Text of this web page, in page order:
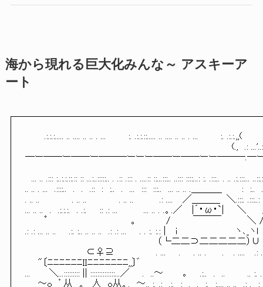
海から現れる巨大化みんな～ アスキーア
ート
.:.:.:..... .. .... .. .. . ...　　　 :. .:.:.::..... .. .... .. .. . ...　　　 :. .:.:.,,(　　
(.,　.: ...'..::;,: .'''.;, .:; .''',..,;;:::
―ー――ー――ー―――ーーー――ー――ーー―――.―ー
... .. .::: :..:.:.::.:: :: ...:..:::::.. . .:: .::: . ....:: ::...:::.. ..::: ::::...: :. .:::.. . .. .:.:::...
.. .. . ...　.::::..　.　.　.::　:　:..　.　...　:::　:::..　... .. .. .＿＿＿_　　　:　
. .. ..　　　　　. .. ..　　　　　. .. ..　　　　.: .... 　／＿＿＿　＼.:::.
... .. ..　.　.:.:.:.　. .:.　　:: .: ...　　　　... .. . .。.／　 |´・ω・`|　　＼
ﾟ　　　　　　　　　　　　　。　　　　 /　　　 ￣￣￣　　　　
.: .: ... .. ..　　.:. :.. .. .. ..　.: .: ...　　. . :. :.: |　 i　　　　　　　　　ヽ､
（└二二⊃二二二二二）∪　 　 　　　　.:..
⊂♀⊇　　　　　　 . ...　　.　　. .. .　　 . 　. ....　 .: .... 　
"〔ﾆﾆﾆﾆﾆﾆIIﾆﾆﾆﾆﾆﾆﾆ,,〕゛
... 　 　＼...::::::::: || ::::::::::::::...／　　.　..～　　　｡　　.:..　.　.. 　　　..
～o　゜从　。　人　o从。.　～.. :. .:　.:.　:　.　.　:.　:.... .. ..　.: .　: ..